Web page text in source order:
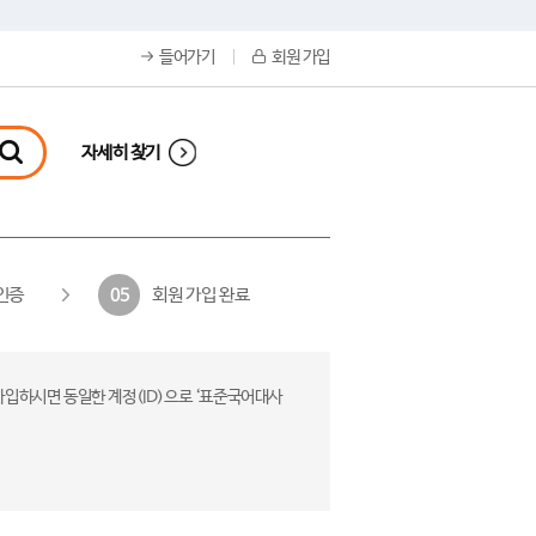
들어가기 회원 가입
자세히 찾기
증 05 회원 가입 완료
하시면 동일한 계정(ID)으로 ‘표준국어대사